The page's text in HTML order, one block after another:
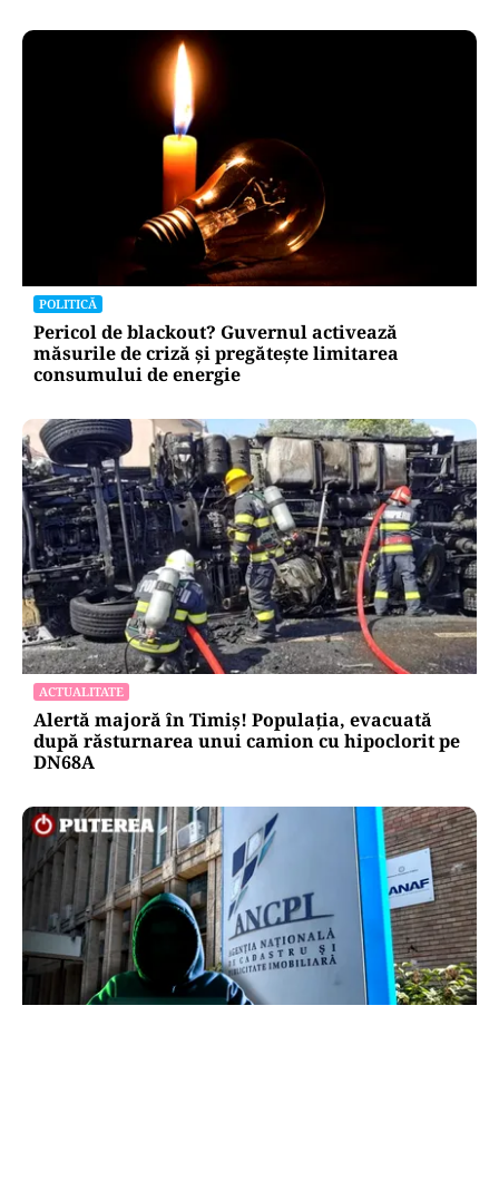
POLITICĂ
Pericol de blackout? Guvernul activează
măsurile de criză și pregătește limitarea
consumului de energie
ACTUALITATE
Alertă majoră în Timiș! Populația, evacuată
după răsturnarea unui camion cu hipoclorit pe
DN68A